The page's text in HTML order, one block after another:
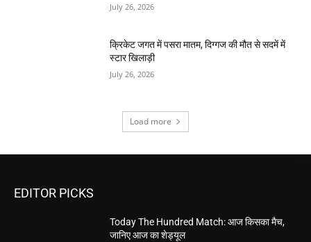
July 26, 2026
क्रिकेट जगत में पसरा मातम, दिग्गज की मौत से सदमें में
स्टार खिलाड़ी
July 26, 2026
Load more
EDITOR PICKS
Today The Hundred Match: आज किसका मैच,
जानिए आज का शेड्यूल